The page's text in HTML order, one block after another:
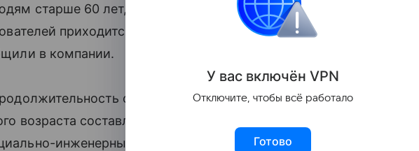
старше 60 лет, что в 2,6 раза больше, чем годом
приходится порядка 20% от всех мошеннических
в компании.
одного мошеннического звонка
возраста составляет 18,6 минуты, что говорит
инженерных методов в адрес этой категории
У вас включён VPN
Отключите, чтобы всё работало
Готово